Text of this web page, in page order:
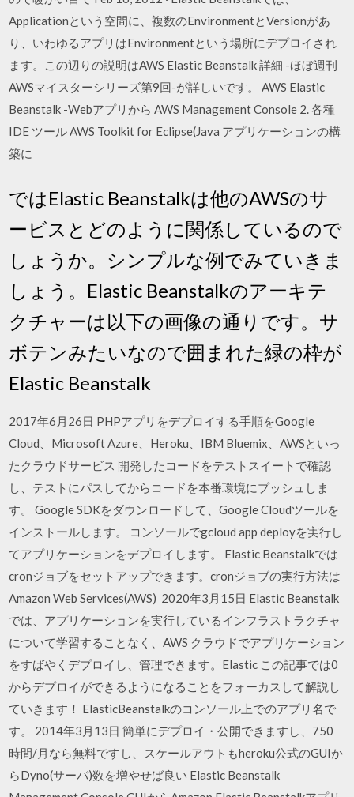
Applicationという空間に、複数のEnvironmentとVersionがあ
り、いわゆるアプリはEnvironmentという場所にデプロイされ
ます。この辺りの説明はAWS Elastic Beanstalk 詳細 -ほぼ週刊
AWSマイスターシリーズ第9回-が詳しいです。 AWS Elastic
Beanstalk -Webアプリから AWS Management Console 2. 各種
IDE ツール AWS Toolkit for Eclipse(Java アプリケーションの構
築に
ではElastic Beanstalkは他のAWSのサ
ービスとどのように関係しているので
しょうか。シンプルな例でみていきま
しょう。Elastic Beanstalkのアーキテ
クチャーは以下の画像の通りです。サ
ボテンみたいなので囲まれた緑の枠が
Elastic Beanstalk
2017年6月26日 PHPアプリをデプロイする手順をGoogle
Cloud、Microsoft Azure、Heroku、IBM Bluemix、AWSといっ
たクラウドサービス 開発したコードをテストスイートで確認
し、テストにパスしてからコードを本番環境にプッシュしま
す。 Google SDKをダウンロードして、Google Cloudツールを
インストールします。 コンソールでgcloud app deployを実行し
てアプリケーションをデプロイします。 Elastic Beanstalkでは
cronジョブをセットアップできます。cronジョブの実行方法は
Amazon Web Services(AWS) 2020年3月15日 Elastic Beanstalk
では、アプリケーションを実行しているインフラストラクチャ
について学習することなく、AWS クラウドでアプリケーション
をすばやくデプロイし、管理できます。Elastic この記事では0
からデプロイができるようになることをフォーカスして解説し
ていきます！ ElasticBeanstalkのコンソール上でのアプリ名で
す。 2014年3月13日 簡単にデプロイ・公開できますし、750
時間/月なら無料ですし、スケールアウトもheroku公式のGUIか
らDyno(サーバ)数を増やせば良い Elastic Beanstalk